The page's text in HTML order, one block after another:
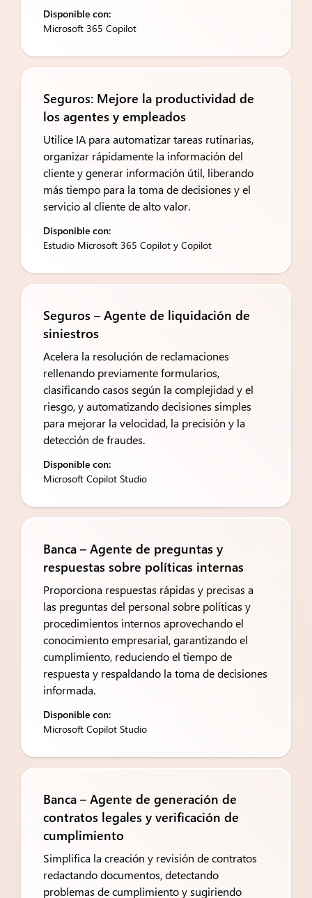
Disponible con:
Microsoft 365 Copilot
Seguros: Mejore la productividad de
los agentes y empleados
Utilice IA para automatizar tareas rutinarias,
organizar rápidamente la información del
cliente y generar información útil, liberando
más tiempo para la toma de decisiones y el
servicio al cliente de alto valor.
Disponible con:
Estudio Microsoft 365 Copilot y Copilot
Seguros – Agente de liquidación de
siniestros
Acelera la resolución de reclamaciones
rellenando previamente formularios,
clasificando casos según la complejidad y el
riesgo, y automatizando decisiones simples
para mejorar la velocidad, la precisión y la
detección de fraudes.
Disponible con:
Microsoft Copilot Studio
Banca – Agente de preguntas y
respuestas sobre políticas internas
Proporciona respuestas rápidas y precisas a
las preguntas del personal sobre políticas y
procedimientos internos aprovechando el
conocimiento empresarial, garantizando el
cumplimiento, reduciendo el tiempo de
respuesta y respaldando la toma de decisiones
informada.
Disponible con:
Microsoft Copilot Studio
Banca – Agente de generación de
contratos legales y verificación de
cumplimiento
Simplifica la creación y revisión de contratos
redactando documentos, detectando
problemas de cumplimiento y sugiriendo